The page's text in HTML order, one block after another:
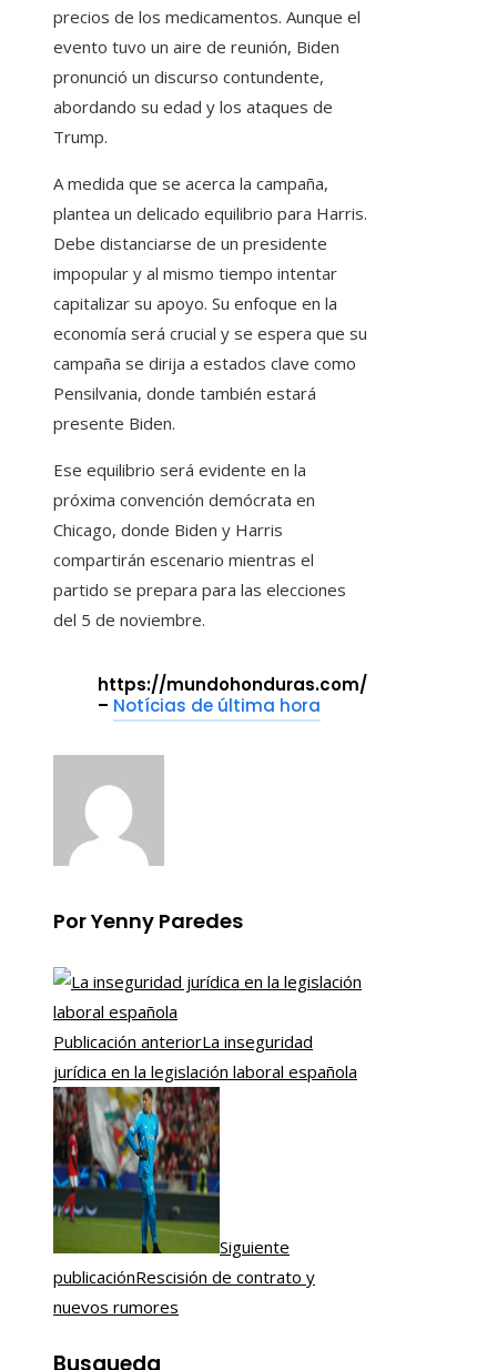
precios de los medicamentos. Aunque el
evento tuvo un aire de reunión, Biden
pronunció un discurso contundente,
abordando su edad y los ataques de
Trump.
A medida que se acerca la campaña,
plantea un delicado equilibrio para Harris.
Debe distanciarse de un presidente
impopular y al mismo tiempo intentar
capitalizar su apoyo. Su enfoque en la
economía será crucial y se espera que su
campaña se dirija a estados clave como
Pensilvania, donde también estará
presente Biden.
Ese equilibrio será evidente en la
próxima convención demócrata en
Chicago, donde Biden y Harris
compartirán escenario mientras el
partido se prepara para las elecciones
del 5 de noviembre.
https://mundohonduras.com/
– Notícias de última hora
Por Yenny Paredes
Publicación anteriorLa inseguridad
jurídica en la legislación laboral española
Siguiente
publicaciónRescisión de contrato y
nuevos rumores
Busqueda